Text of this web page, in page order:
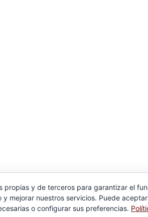
propias y de terceros para garantizar el
y mejorar nuestros servicios. Puede
o configurar sus preferencias.